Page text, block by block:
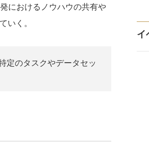
におけるノウハウの共有や
いく。
定のタスクやデータセッ
イ